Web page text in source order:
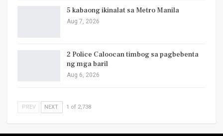
5 kabaong ikinalat sa Metro Manila
Aug 7, 2026
2 Police Caloocan timbog sa pagbebenta
ng mga baril
Aug 6, 2026
PREV NEXT 1 of 2,738